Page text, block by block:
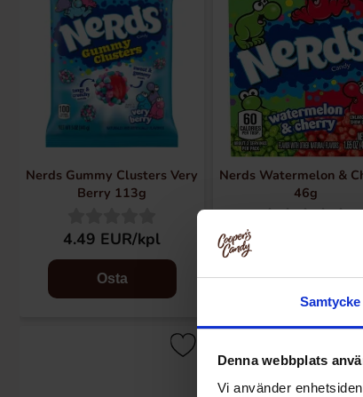
Samtycke
Denna webbplats
Vi använder
Nerds Gummy Clusters Very
Berry 113g
4.49 EUR/kpl
Osta
Nerds Watermelon &
46g
Osta